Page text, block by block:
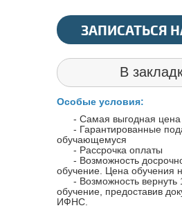
ЗАПИСАТЬСЯ
В
Особые условия:
- Самая выгодная цена
- Гарантированные
обучающемуся
- Рассрочка оплаты
- Возможность досрочно
обучение. Цена обучения
- Возможность вернуть
обучение, предоставив
ИФНС.